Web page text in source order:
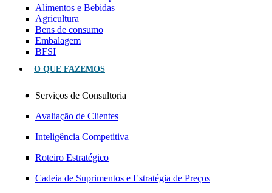
Alimentos e Bebidas
Agricultura
Bens de consumo
Embalagem
BFSI
O QUE FAZEMOS
Serviços de Consultoria
Avaliação de Clientes
Inteligência Competitiva
Roteiro Estratégico
Cadeia de Suprimentos e Estratégia de Preços